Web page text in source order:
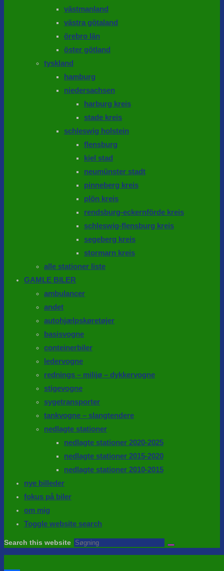
västmanland
västra götaland
örebro län
öster götland
tyskland
hamburg
niedersachsen
harburg kreis
stade kreis
schleswig holstein
flensburg
kiel stad
neumünster stadt
pinneberg kreis
plön kreis
rendsburg-eckernförde kreis
schleswig-flensburg kreis
segeberg kreis
stormarn kreis
alle stationer liste
GAMLE BILER
ambulancer
andet
autohjælpskøretøjer
basisvogne
conteinerbiler
ledervogne
rednings – milijø – dykkervogne
stigevogne
sygetransporter
tankvogne – slangtendere
nedlagte stationer
nedlagte stationer 2020-2025
nedlagte stationer 2015-2020
nedlagte stationer 2010-2015
nye billeder
fokus på biler
om mig
Toggle website search
Search this website